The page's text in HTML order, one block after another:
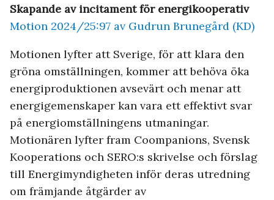
Skapande av incitament för energikooperativ
Motion 2024/25:97 av Gudrun Brunegård (KD)
Motionen lyfter att Sverige, för att klara den
gröna omställningen, kommer att behöva öka
energiproduktionen avsevärt och menar att
energigemenskaper kan vara ett effektivt svar
på energiomställningens utmaningar.
Motionären lyfter fram Coompanions, Svensk
Kooperations och SERO:s skrivelse och förslag
till Energimyndigheten inför deras utredning
om främjande åtgärder av